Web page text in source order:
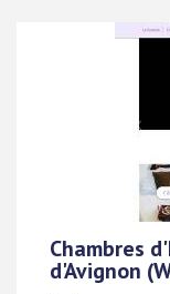
Chambres
d'Avignon